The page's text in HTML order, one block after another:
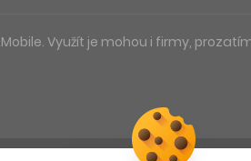
Využít je mohou i firmy,